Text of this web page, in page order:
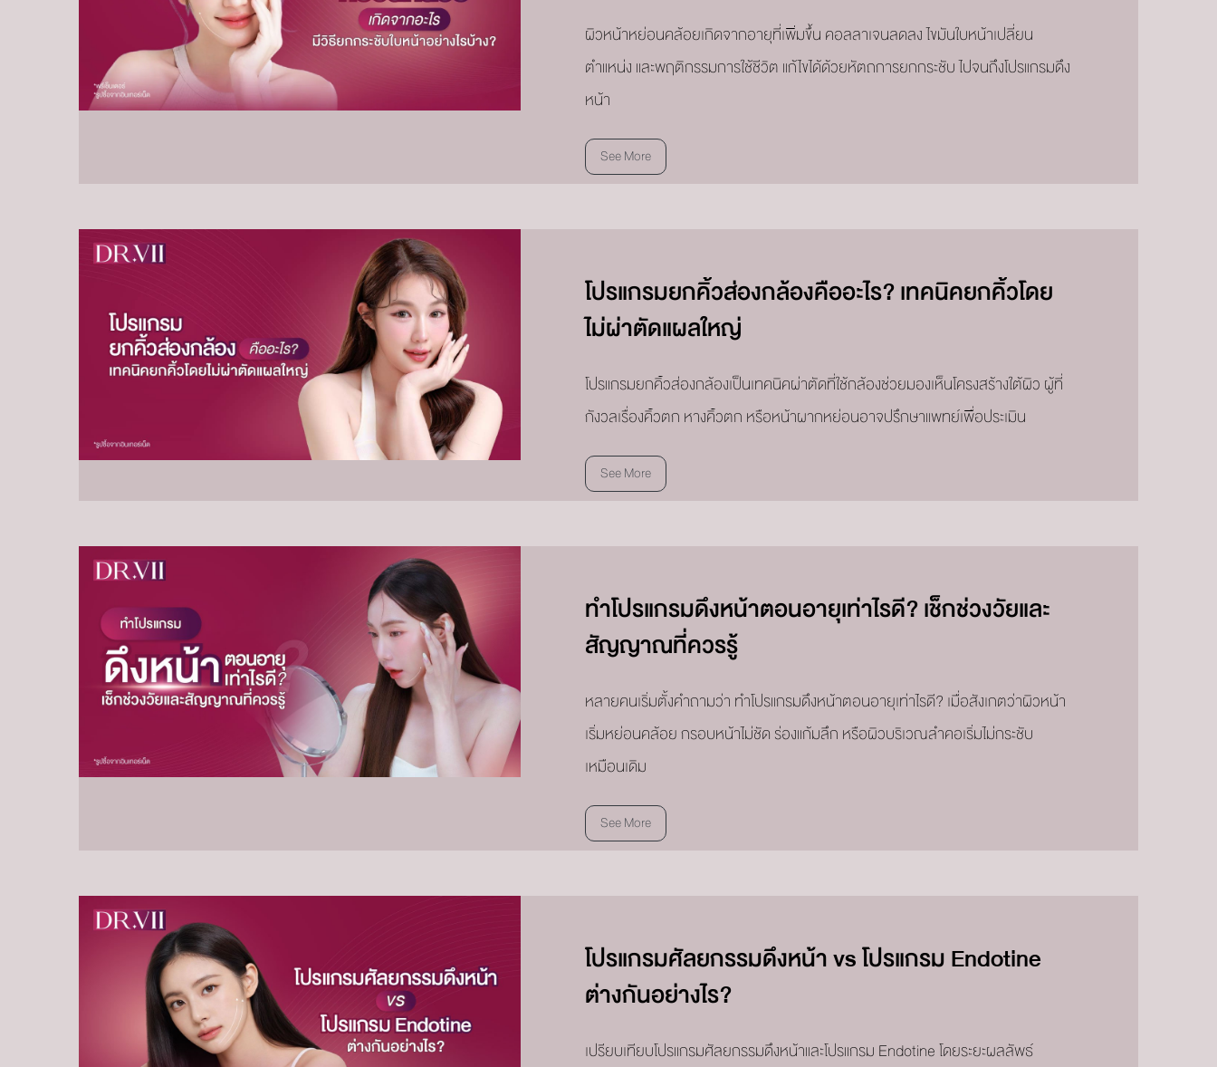
ผิวหน้าหย่อนคล้อยเกิดจากอายุที่เพิ่มขึ้น คอลลาเจนลดลง ไขมันใบหน้าเปลี่ยน
ตำแหน่ง และพฤติกรรมการใช้ชีวิต แก้ไขได้ด้วยหัตถการยกกระชับ ไปจนถึงโปรแกรมดึง
หน้า
See More
โปรแกรมยกคิ้วส่องกล้องคืออะไร? เทคนิคยกคิ้วโดย
ไม่ผ่าตัดแผลใหญ่
โปรแกรมยกคิ้วส่องกล้องเป็นเทคนิคผ่าตัดที่ใช้กล้องช่วยมองเห็นโครงสร้างใต้ผิว ผู้ที่
กังวลเรื่องคิ้วตก หางคิ้วตก หรือหน้าผากหย่อนอาจปรึกษาแพทย์เพื่อประเมิน
See More
ทำโปรแกรมดึงหน้าตอนอายุเท่าไรดี? เช็กช่วงวัยและ
สัญญาณที่ควรรู้
หลายคนเริ่มตั้งคำถามว่า ทำโปรแกรมดึงหน้าตอนอายุเท่าไรดี? เมื่อสังเกตว่าผิวหน้า
เริ่มหย่อนคล้อย กรอบหน้าไม่ชัด ร่องแก้มลึก หรือผิวบริเวณลำคอเริ่มไม่กระชับ
เหมือนเดิม
See More
โปรแกรมศัลยกรรมดึงหน้า vs โปรแกรม Endotine
ต่างกันอย่างไร?
เปรียบเทียบโปรแกรมศัลยกรรมดึงหน้าและโปรแกรม Endotine โดยระยะผลลัพธ์